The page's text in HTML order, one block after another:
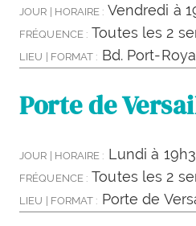
JOUR | HORAIRE : Vendredi à
FRÉQUENCE : Toutes les 2
LIEU | FORMAT : Bd. Port-
Porte de
JOUR | HORAIRE : Lundi à
FRÉQUENCE : Toutes les 2
LIEU | FORMAT : Porte de